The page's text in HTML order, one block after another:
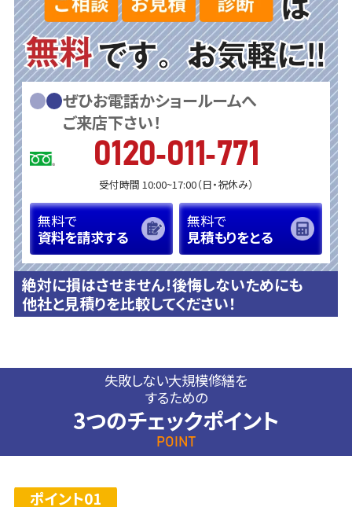
ぜひお電話かショールームへ
ご来店下さい！
0120-011-771
受付時間 10:00~17:00（日・祝休み）
無料で
資料を請求する
無料で
見積もりをとる
絶対に損はさせません！後悔しないためにも
他社と見積りを比較してください！
失敗しない大規模修繕を
するための
3つのチェックポイント
POINT